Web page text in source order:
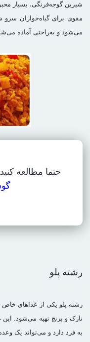
شیرین گوجه‌فرنگی، بسیار
مقوی برای گیاه‌خواران سرو
می‌شود و به‌راحتی آماده
حتما مطالعه
رشته پلو
رشته پلو یکی از غذاهای
نازک و برنج تهیه می‌شود.
به فرد دارد و می‌تواند یک